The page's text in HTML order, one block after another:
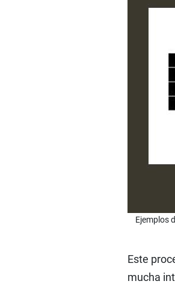
Ejemplos
Este
mucha